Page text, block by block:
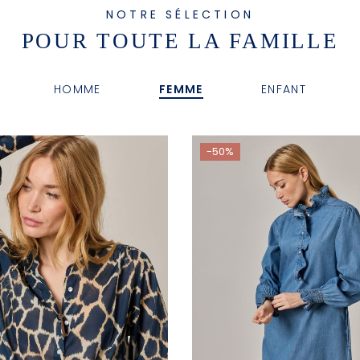
NOTRE SÉLECTION
POUR TOUTE LA FAMILLE
HOMME FEMME ENFANT
-50%